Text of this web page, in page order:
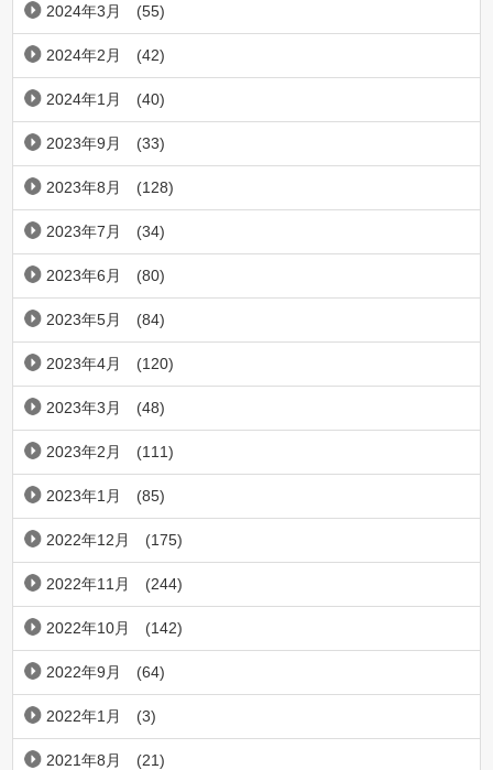
2024年3月 (55)
2024年2月 (42)
2024年1月 (40)
2023年9月 (33)
2023年8月 (128)
2023年7月 (34)
2023年6月 (80)
2023年5月 (84)
2023年4月 (120)
2023年3月 (48)
2023年2月 (111)
2023年1月 (85)
2022年12月 (175)
2022年11月 (244)
2022年10月 (142)
2022年9月 (64)
2022年1月 (3)
2021年8月 (21)